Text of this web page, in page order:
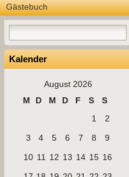
Gästebuch
Kalender
August 2026
M
D M D F S
S
1
2
3
4 5 6 7 8
9
10 11 12 13 14 15 16